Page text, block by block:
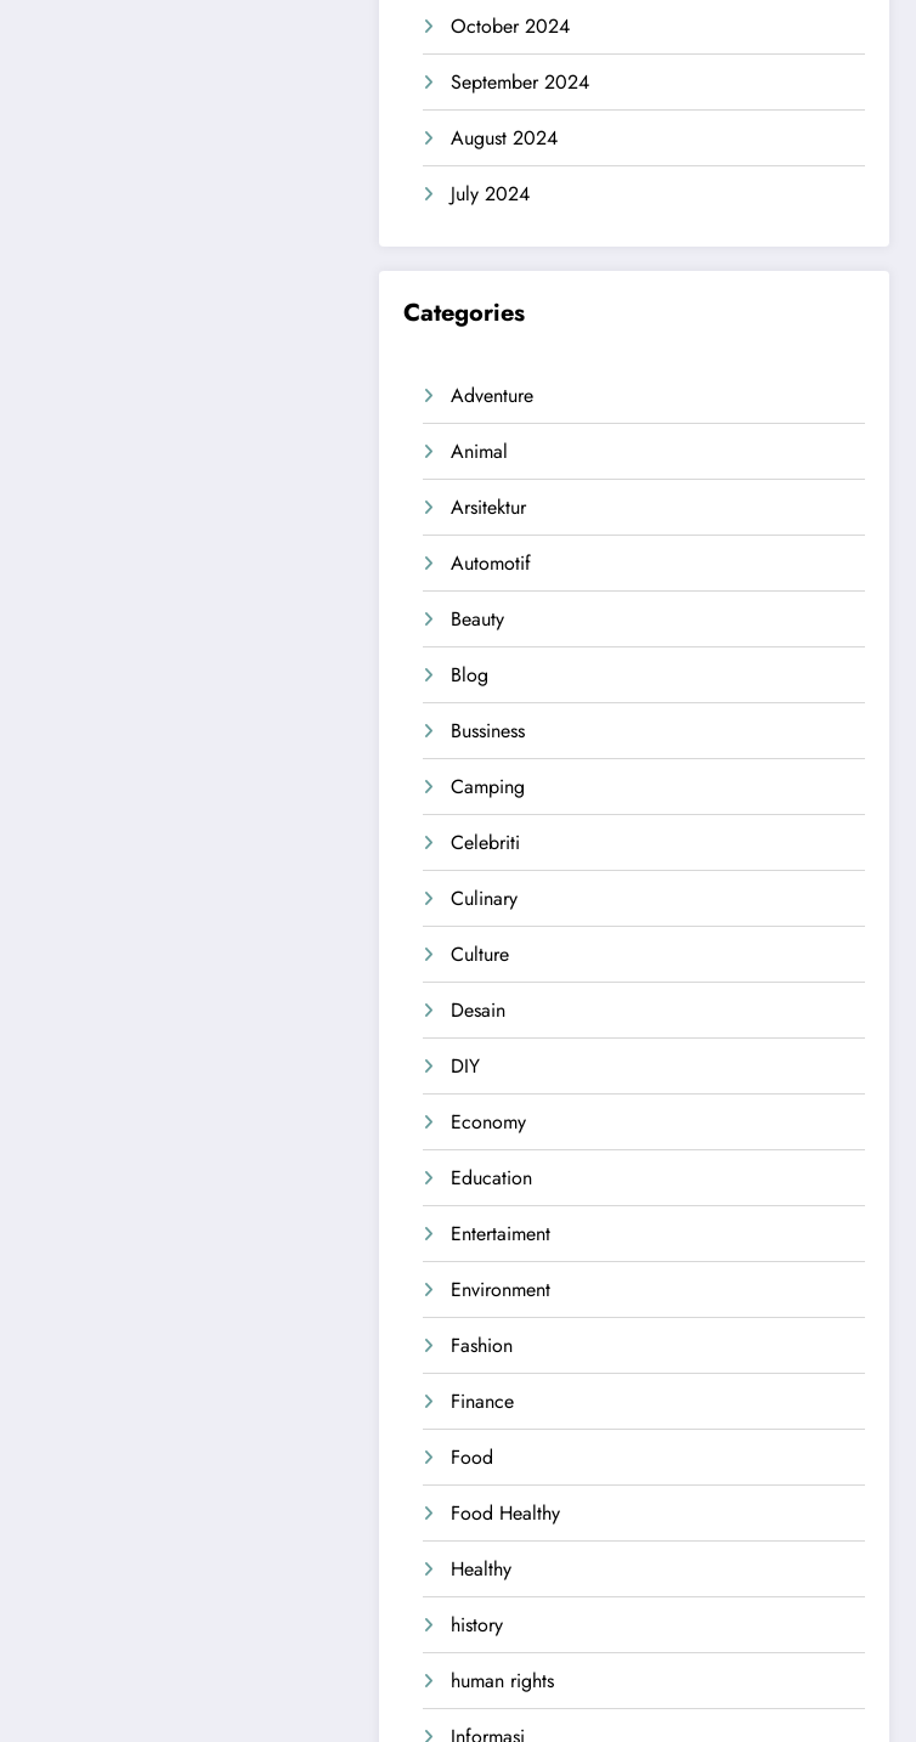
October 2024
September 2024
August 2024
July 2024
Categories
Adventure
Animal
Arsitektur
Automotif
Beauty
Blog
Bussiness
Camping
Celebriti
Culinary
Culture
Desain
DIY
Economy
Education
Entertaiment
Environment
Fashion
Finance
Food
Food Healthy
Healthy
history
human rights